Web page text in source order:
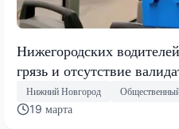
Нижегородских
грязь и отсутствие
Нижний Новгород
19 марта